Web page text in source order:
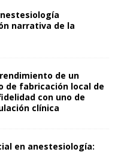
narrativa de la
de un
de fabricación local de
con uno de
clínica
en anestesiología: